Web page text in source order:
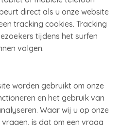
direct als u onze website
tracking cookies. Tracking
tijdens het surfen
volgen.
worden gebruikt om onze
en het gebruik van
Waar wij u op onze
is dat om een vraag